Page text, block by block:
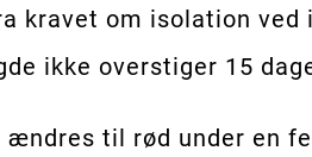
kravet om isolation
ikke overstiger 15
til rød under en